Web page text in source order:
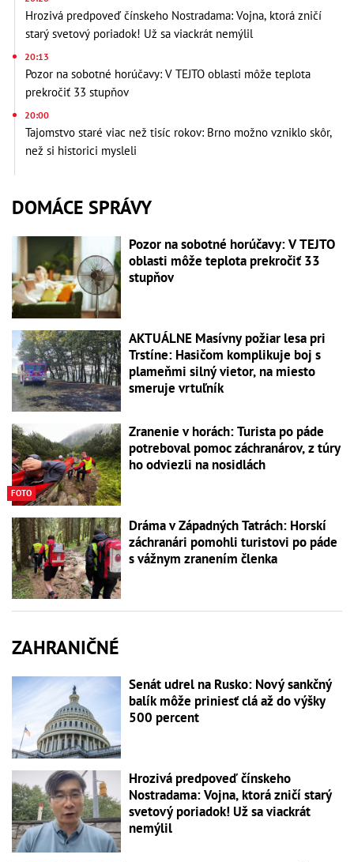
Hrozivá predpoveď čínskeho Nostradama: Vojna, ktorá zničí
starý svetový poriadok! Už sa viackrát nemýlil
20:13
Pozor na sobotné horúčavy: V TEJTO oblasti môže teplota
prekročiť 33 stupňov
20:00
Tajomstvo staré viac než tisíc rokov: Brno možno vzniklo skôr,
než si historici mysleli
DOMÁCE SPRÁVY
Pozor na sobotné horúčavy: V TEJTO
oblasti môže teplota prekročiť 33
stupňov
AKTUÁLNE Masívny požiar lesa pri
Trstíne: Hasičom komplikuje boj s
plameňmi silný vietor, na miesto
smeruje vrtuľník
FOTO
Zranenie v horách: Turista po páde
potreboval pomoc záchranárov, z túry
ho odviezli na nosidlách
Dráma v Západných Tatrách: Horskí
záchranári pomohli turistovi po páde
s vážnym zranením členka
ZAHRANIČNÉ
Senát udrel na Rusko: Nový sankčný
balík môže priniesť clá až do výšky
500 percent
Hrozivá predpoveď čínskeho
Nostradama: Vojna, ktorá zničí starý
svetový poriadok! Už sa viackrát
nemýlil